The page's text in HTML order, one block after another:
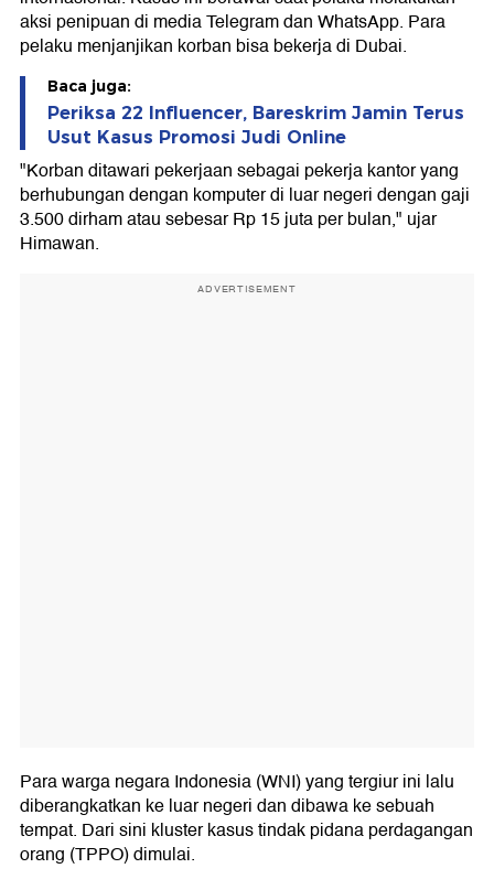
aksi penipuan di media Telegram dan WhatsApp. Para
pelaku menjanjikan korban bisa bekerja di Dubai.
Baca juga:
Periksa 22 Influencer, Bareskrim Jamin Terus
Usut Kasus Promosi Judi Online
"Korban ditawari pekerjaan sebagai pekerja kantor yang
berhubungan dengan komputer di luar negeri dengan gaji
3.500 dirham atau sebesar Rp 15 juta per bulan," ujar
Himawan.
ADVERTISEMENT
Para warga negara Indonesia (WNI) yang tergiur ini lalu
diberangkatkan ke luar negeri dan dibawa ke sebuah
tempat. Dari sini kluster kasus tindak pidana perdagangan
orang (TPPO) dimulai.